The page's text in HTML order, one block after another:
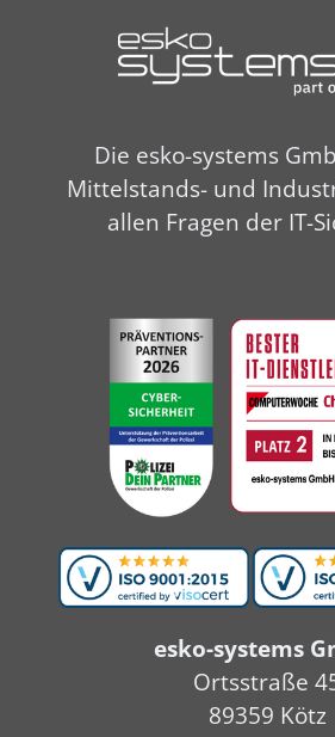
Die esko-systems
Mittelstands- und
allen Fragen der IT-
esko-systems
Ortsstraße
89359 Kötz